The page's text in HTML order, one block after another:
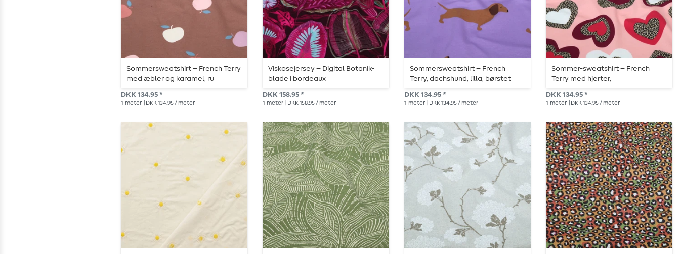
Sommersweatshirt – French Terry
med æbler og karamel, ru
overflade
DKK 134.95 *
1 meter | DKK 134.95 / meter
Viskosejersey – Digital Botanik-
blade i bordeaux
DKK 158.95 *
1 meter | DKK 158.95 / meter
Sommersweatshirt – French
Terry, dachshund, lilla, børstet
DKK 134.95 *
1 meter | DKK 134.95 / meter
Sommer-sweatshirt – French
Terry med hjerter,
leopardmønster, lyserød, ru
overflade
DKK 134.95 *
1 meter | DKK 134.95 / meter